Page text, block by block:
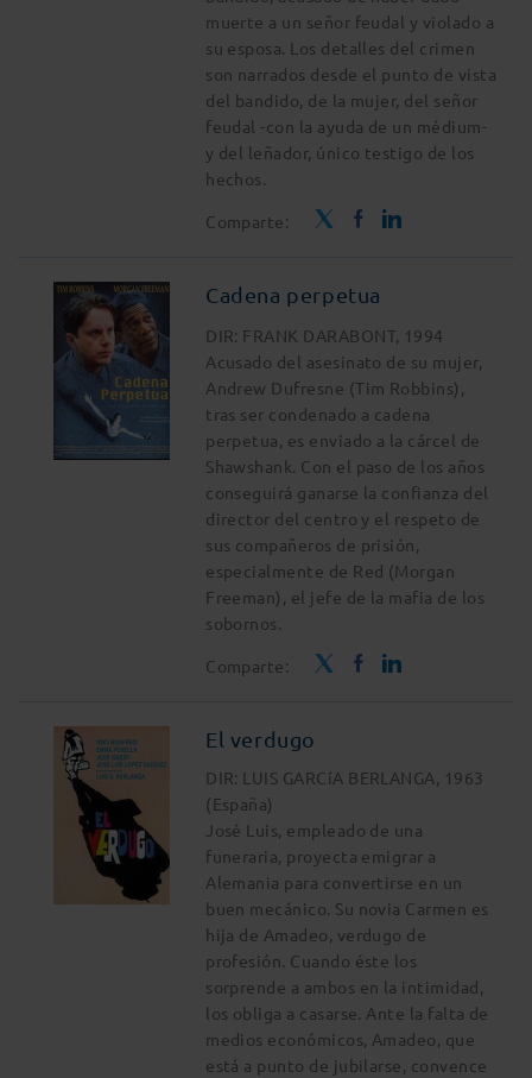
muerte a un señor feudal y violado a
su esposa. Los detalles del crimen
son narrados desde el punto de vista
del bandido, de la mujer, del señor
feudal -con la ayuda de un médium-
y del leñador, único testigo de los
hechos.
Comparte:
Cadena perpetua
DIR: FRANK DARABONT, 1994
Acusado del asesinato de su mujer,
Andrew Dufresne (Tim Robbins),
tras ser condenado a cadena
perpetua, es enviado a la cárcel de
Shawshank. Con el paso de los años
conseguirá ganarse la confianza del
director del centro y el respeto de
sus compañeros de prisión,
especialmente de Red (Morgan
Freeman), el jefe de la mafia de los
sobornos.
Comparte:
El verdugo
DIR: LUIS GARCíA BERLANGA, 1963
(España)
José Luis, empleado de una
funeraria, proyecta emigrar a
Alemania para convertirse en un
buen mecánico. Su novia Carmen es
hija de Amadeo, verdugo de
profesión. Cuando éste los
sorprende a ambos en la intimidad,
los obliga a casarse. Ante la falta de
medios económicos, Amadeo, que
está a punto de jubilarse, convence